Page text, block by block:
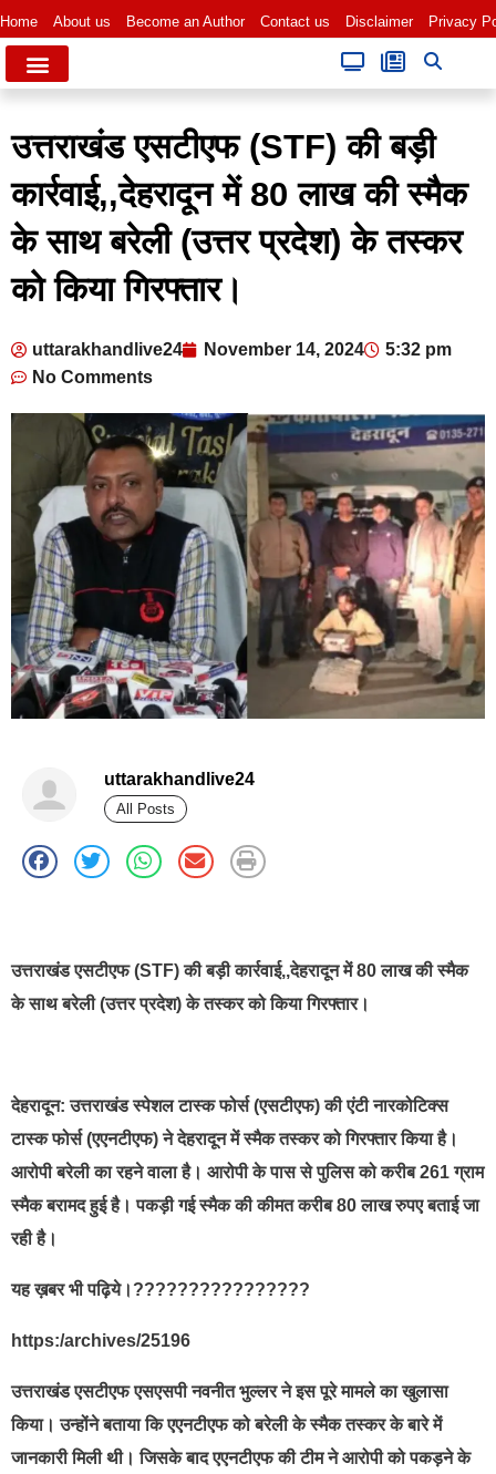
Home About us Become an Author Contact us Disclaimer Privacy
उत्तराखंड एसटीएफ (STF) की बड़ी
कार्रवाई,,देहरादून में 80 लाख की स्मैक
के साथ बरेली (उत्तर प्रदेश) के तस्कर
को किया गिरफ्तार।
uttarakhandlive24 November 14, 2024
5:32 pm
No Comments
uttarakhandlive24
All Posts
उत्तराखंड एसटीएफ (STF) की बड़ी कार्रवाई,,देहरादून में 80 लाख की स्मैक
के साथ बरेली (उत्तर प्रदेश) के तस्कर को किया गिरफ्तार।
देहरादून: उत्तराखंड स्पेशल टास्क फोर्स (एसटीएफ) की एंटी नारकोटिक्स
टास्क फोर्स (एएनटीएफ) ने देहरादून में स्मैक तस्कर को गिरफ्तार किया है।
आरोपी बरेली का रहने वाला है। आरोपी के पास से पुलिस को करीब 261 ग्राम
स्मैक बरामद हुई है। पकड़ी गई स्मैक की कीमत करीब 80 लाख रुपए बताई जा
रही है।
यह ख़बर भी पढ़िये।????????????????
https:/archives/25196
उत्तराखंड एसटीएफ एसएसपी नवनीत भुल्लर ने इस पूरे मामले का खुलासा
किया। उन्होंने बताया कि एएनटीएफ को बरेली के स्मैक तस्कर के बारे में
जानकारी मिली थी। जिसके बाद एएनटीएफ की टीम ने आरोपी को पकड़ने के